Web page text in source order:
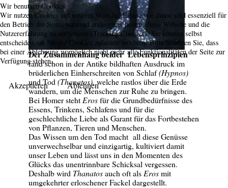
Der Zusammenhang beider Lebensprinzipien
fand schon in der Antike bildhaften Ausdruck im
brüderlichen Einherschreiten von Schlaf(Hypnos)
und Tod(Thanatos), welche rastlos über die Erde
wandern, um die Menschen zur Ruhe zu bringen.
Bei Homer steht Erosfür die Grundbedürfnisse des
Essens, Trinkens, Schlafens und für die
geschlechtliche Liebe als Garant für das Fortbestehen
von Pflanzen, Tieren und Menschen.
Das Wissen um den Tod macht all diese Genüsse
unverwechselbar und einzigartig, kultiviert damit
unser Leben und lässt uns in den Momenten des
Glücks das unentrinnbare Schicksal vergessen.
Deshalb wird Thanatosauch oft als Erosmit
umgekehrter erloschener Fackel dargestellt.
Wir benutzen Cookies
Wir nutzen Cookies auf unserer Website. Einige von ihnen sind essenziell für
den Betrieb der Seite, während andere uns helfen, diese Website und die
Nutzererfahrung zu verbessern (Tracking Cookies). Sie können selbst
entscheiden, ob Sie die Cookies zulassen möchten. Bitte beachten Sie, dass
bei einer Ablehnung womöglich nicht mehr alle Funktionalitäten der Seite zur
Verfügung stehen.
Akzeptieren Ablehnen